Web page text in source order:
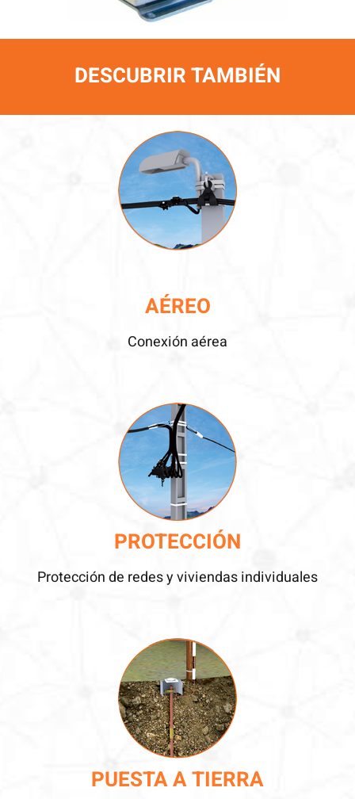
DESCUBRIRTAMBIÉN
AÉREO
Conexión aérea
PROTECCIÓN
Protección de redes y viviendas individuales
PUESTA A TIERRA